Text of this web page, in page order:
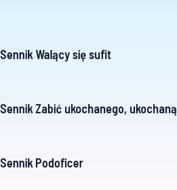
Sennik Walący się sufit
Sennik Zabić ukochanego, ukochaną
Sennik Podoficer